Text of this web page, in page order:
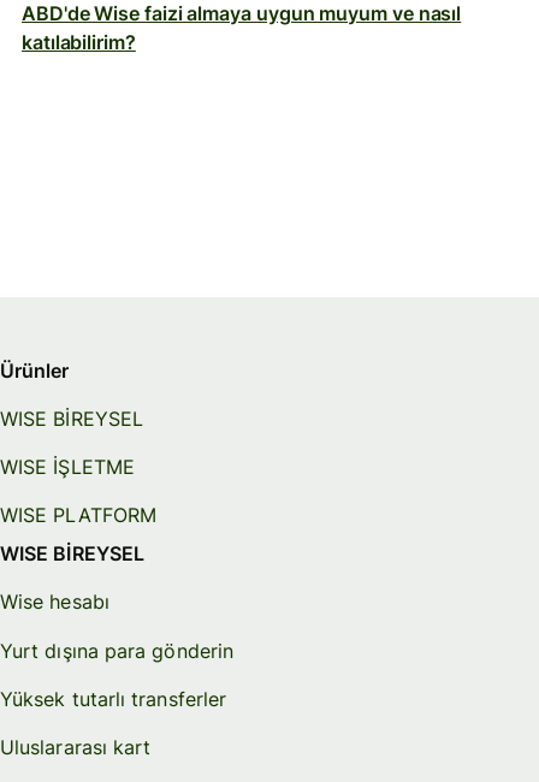
ABD'de Wise faizi almaya uygun muyum ve nasıl
katılabilirim?
Ürünler
WISE BİREYSEL
WISE İŞLETME
WISE PLATFORM
WISE BİREYSEL
Wise hesabı
Yurt dışına para gönderin
Yüksek tutarlı transferler
Uluslararası kart